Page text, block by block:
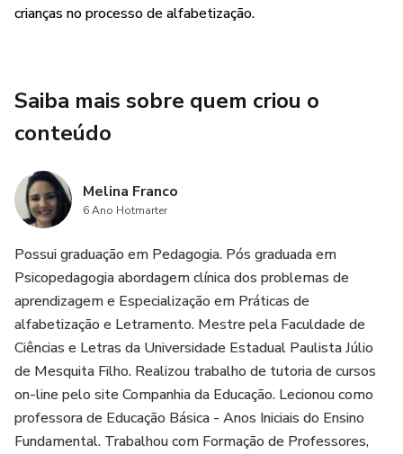
crianças no processo de alfabetização.
Saiba mais sobre quem criou o
conteúdo
Melina Franco
6 Ano Hotmarter
Possui graduação em Pedagogia. Pós graduada em
Psicopedagogia abordagem clínica dos problemas de
aprendizagem e Especialização em Práticas de
alfabetização e Letramento. Mestre pela Faculdade de
Ciências e Letras da Universidade Estadual Paulista Júlio
de Mesquita Filho. Realizou trabalho de tutoria de cursos
on-line pelo site Companhia da Educação. Lecionou como
professora de Educação Básica - Anos Iniciais do Ensino
Fundamental. Trabalhou com Formação de Professores,